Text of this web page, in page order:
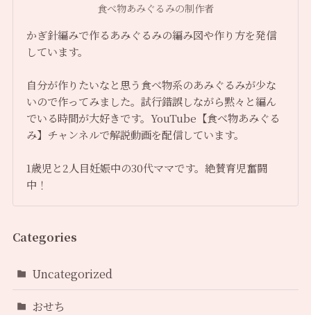
食べ物あみぐるみの制作者
かぎ針編みで作るあみぐるみの編み図や作り方を発信
しています。
自分が作りたいなと思う食べ物系のあみぐるみが少な
いので作ってみました。試行錯誤しながら黙々と編ん
でいる時間が大好きです。YouTube【食べ物あみぐる
み】チャンネルで解説動画を配信しています。
1歳児と2人目妊娠中の30代ママです。絶賛育児奮闘
中！
Categories
Uncategorized
おせち